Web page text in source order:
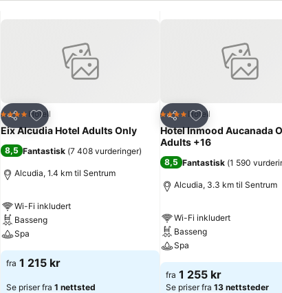
Del
Legg til i favoritter
4 StjernerHotell
Eix Alcudia Hotel Adults Only
8,5 Fantastisk (7 408 vurderinger)
Alcudia, 1.4 km til Sentrum
Wi-Fi inkludert
Basseng
Spa
fra 1 215 kr
Se priser fra 1 nettsted
Del
Legg til i favoritter
4 StjernerHotell
Hotel Inmood Aucanada
Adults +16
8,5 Fantastisk (1 590
Alcudia, 3.3 km til Sentrum
Wi-Fi inkludert
Basseng
Spa
fra 1 255 kr
Se priser fra 13 nettsteder